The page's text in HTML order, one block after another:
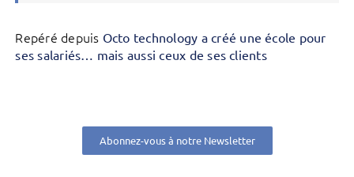
Repéré depuis Octo technology a créé une école pour
ses salariés… mais aussi ceux de ses clients
Abonnez-vous à notre Newsletter